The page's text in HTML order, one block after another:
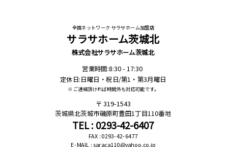
全国ネットワーク サラサホーム加盟店
サラサホーム茨城北
株式会社サラサホーム茨城北
営業時間:8:30 - 17:30
定休日:日曜日・祝日/第1・第3月曜日
※ ご連絡頂ければ時間外も対応可能です。
319-1543
茨城県北茨城市磯原町豊田1丁目110番地
TEL : 0293-42-6407
FAX : 0293-42-6477
E-MAIL : saraca110@yahoo.co.jp